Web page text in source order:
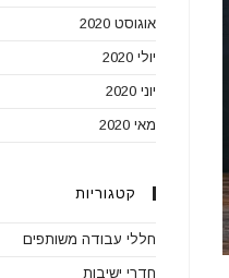
אוגוסט 2020
יולי 2020
יוני 2020
מאי 2020
קטגוריות
חללי עבודה משותפים
חדרי ישיבות